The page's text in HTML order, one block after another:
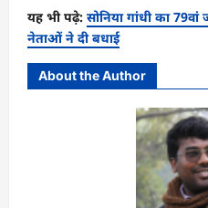
यह भी पढ़े: सोनिया गांधी का
नेताओं ने दी बधाई
About the Author